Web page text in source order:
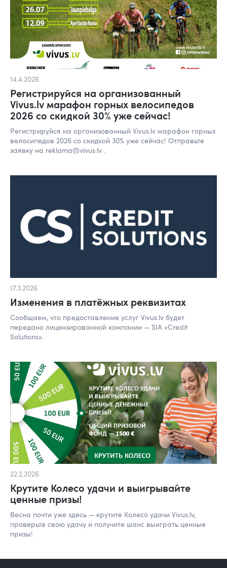
14.4.2026
Регистрируйся на организованный
Vivus.lv марафон горных велосипедов
2026 со скидкой 30% уже сейчас!
Регистрируйся на организованный Vivus.lv марафон горных
велосипедов 2026 со скидкой 30% уже сейчас! Отправьте
заявку на reklama@vivus.lv .
17.3.2026
Изменения в платёжных реквизитах
Сообщаем, что предоставление услуг Vivus.lv будет
передано лицензированной компании — SIA «Credit
Solutions».
22.2.2026
Крутите Колесо удачи и выигрывайте
ценные призы!
Весна почти уже здесь — крутите Колесо удачи Vivus.lv,
проверьте свою удачу и получите шанс выиграть ценные
призы!